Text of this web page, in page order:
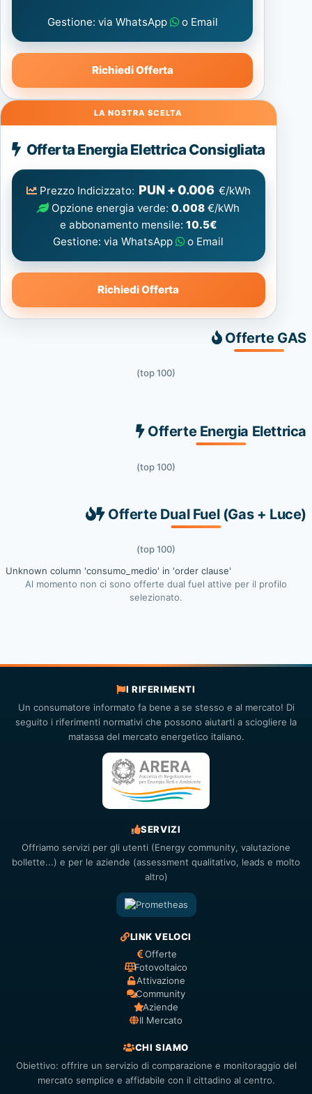
Gestione: via WhatsApp o Email
Richiedi Offerta
Energia
Elettrica
consigliata
Offerta Energia Elettrica Consigliata
Prezzo Indicizzato: PUN + 0.006 €/kWh
Opzione energia verde:0.008 €/kWh
e abbonamento mensile: 10.5€
Gestione: via WhatsApp
o Email
Richiedi Offerta
Offerte GAS
(top 100)
Offerte Energia Elettrica
(top 100)
Offerte Dual Fuel (Gas + Luce)
(top 100)
Unknown column 'consumo_medio' in 'order clause'
Al momento non ci sono offerte dual fuel attive per il profilo
selezionato.
I RIFERIMENTI
Un consumatore informato fa bene a se stesso e al mercato! Di
seguito i riferimenti normativi che possono aiutarti a sciogliere la
matassa del mercato energetico italiano.
SERVIZI
Offriamo servizi per gli utenti (Energy community, valutazione
bollette...) e per le aziende (assessment qualitativo, leads e molto
altro)
LINK VELOCI
Offerte
Fotovoltaico
Attivazione
Community
Aziende
Il Mercato
CHI SIAMO
Obiettivo: offrire un servizio di comparazione e monitoraggio del
mercato semplice e affidabile con il cittadino al centro.